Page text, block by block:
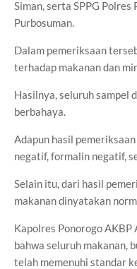
Siman, serta SPPG
Purbosuman.
Dalam pemeriksaan
terhadap makanan dan
Hasilnya, seluruh sampel
berbahaya.
Adapun hasil
negatif, formalin negatif,
Selain itu, dari hasil
makanan dinyatakan
Kapolres Ponorogo AKBP
bahwa seluruh makanan,
telah memenuhi standar